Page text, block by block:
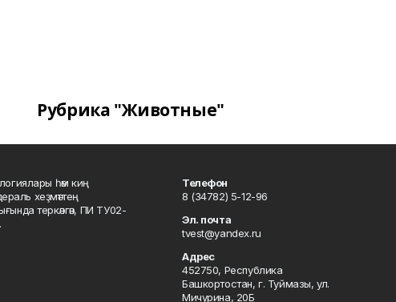
Рубрика "Животные"
һәм киң
хеҙмәттең
теркәлгән, ПИ ТУ02-
Телефон
8 (34782) 5-12-96
Эл. почта
tvest@yandex.ru
Адрес
452750, Республика
Башкортостан, г. Туймазы, ул.
Мичурина, 20Б